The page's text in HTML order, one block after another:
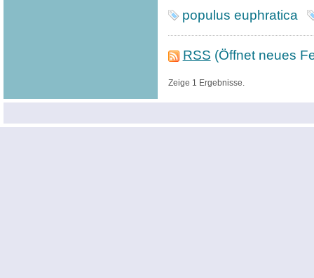
populus euphratica
RSS (Öffnet neues
Zeige 1 Ergebnisse.